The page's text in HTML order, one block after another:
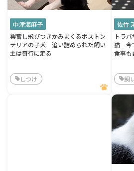
中津海麻子
興奮し飛びつきかみまくるボストン
テリアの子犬 追い詰められた飼い
主は奇行に走る
しつけ
佐竹
トラ
猫 今
食事も
飼